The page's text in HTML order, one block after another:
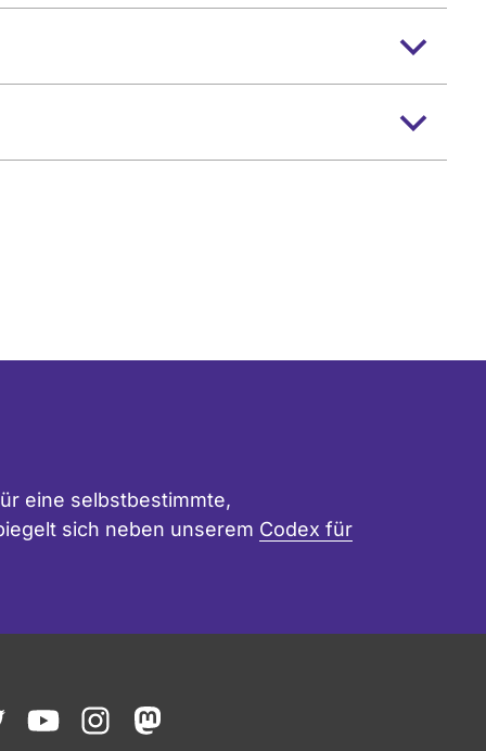
eine selbstbestimmte,
sich neben unserem Codex für
youtubeinstagrammastodon